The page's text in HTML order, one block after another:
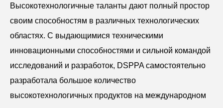
Высокотехнологичные таланты дают полный простор
своим способностям в различных технологических
областях. С выдающимися техническими
инновационными способностями и сильной командой
исследований и разработок, DSPPA самостоятельно
разработала большое количество
высокотехнологичных продуктов на международном